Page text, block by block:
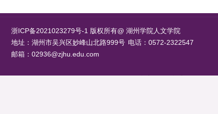
浙ICP备2021023279号-1 版权所有@ 湖州学院人文学院
地址：湖州市吴兴区妙峰山北路999号 电话：0572-2322547
邮箱：02936@zjhu.edu.com